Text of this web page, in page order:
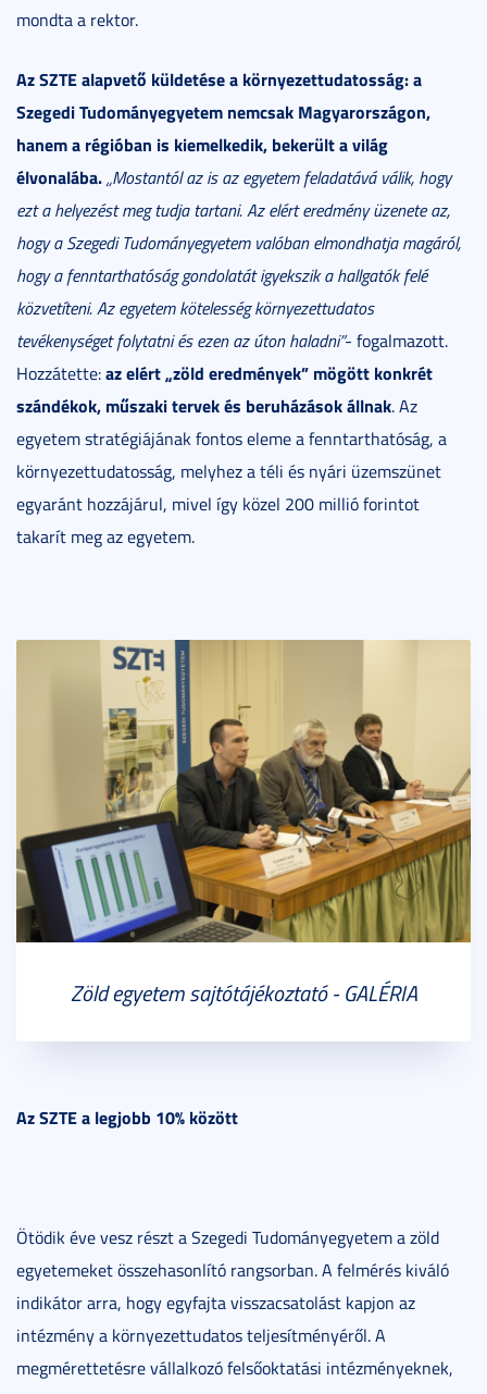
mondta a rektor.
Az SZTE alapvető küldetése a környezettudatosság:a
Szegedi Tudományegyetem nemcsak Magyarországon,
hanem a régióban is kiemelkedik, bekerült a világ
élvonalába.„Mostantól az is az egyetem feladatává válik, hogy
ezt a helyezést meg tudja tartani. Az elért eredmény üzenete az,
hogy a Szegedi Tudományegyetem valóban elmondhatja magáról,
hogy a fenntarthatóság gondolatát igyekszik a hallgatók felé
közvetíteni. Az egyetem kötelesség környezettudatos
tevékenységet folytatni és ezen az úton haladni”- fogalmazott.
Hozzátette:azelért „zöld eredmények” mögött konkrét
szándékok, műszaki tervek és beruházások állnak. Az
egyetem stratégiájának fontos eleme a fenntarthatóság, a
környezettudatosság, melyhez a téli és nyári üzemszünet
egyaránt hozzájárul, mivel így közel 200 millió forintot
takarít meg az egyetem.
Zöld egyetem sajtótájékoztató - GALÉRIA
Az SZTE a legjobb 10% között
Ötödik éve vesz részt a Szegedi Tudományegyetem a zöld
egyetemeket összehasonlító rangsorban. A felmérés kiváló
indikátor arra, hogy egyfajta visszacsatolást kapjon az
intézmény a környezettudatos teljesítményéről. A
megmérettetésre vállalkozó felsőoktatási intézményeknek,